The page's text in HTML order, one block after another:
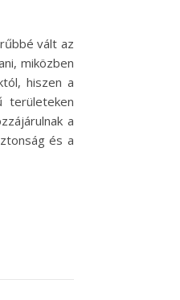
vált az
miközben
hiszen a
területeken
a
és a